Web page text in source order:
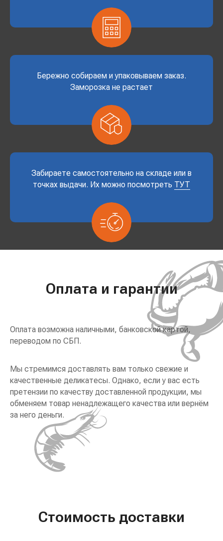
Бережно собираем и упаковываем заказ.
Заморозка не растает
Забираете самостоятельно на складе или в
точках выдачи. Их можно посмотреть ТУТ
Оплата и гарантии
Оплата возможна наличными, банковской картой,
переводом по СБП.
Мы стремимся доставлять вам только свежие и
качественные деликатесы. Однако, если у вас есть
претензии по качеству доставленной продукции, мы
обменяем товар ненадлежащего качества или вернём
за него деньги.
Стоимость доставки